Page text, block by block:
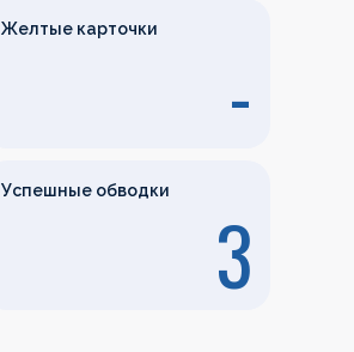
Желтые карточки
-
Успешные обводки
3